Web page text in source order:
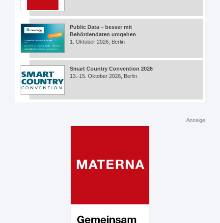
Public Data – besser mit
Behördendaten umgehen
1. Oktober 2026, Berlin
Smart Country Convention 2026
13.-15. Oktober 2026, Berlin
Anzeige